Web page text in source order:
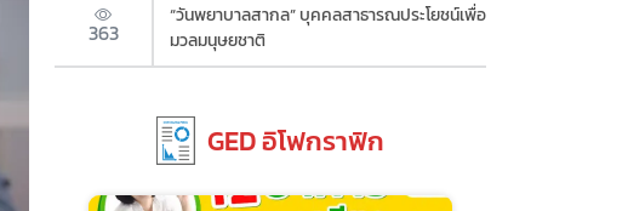
363
“วันพยาบาลสากล” บุคคลสาธารณประโยชน์เพื่อ
มวลมนุษยชาติ
GED อิโฟกราฟิก